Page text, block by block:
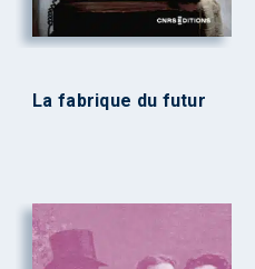
La fabrique du futur